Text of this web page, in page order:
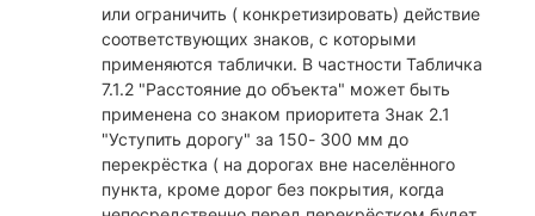
или ограничить ( конкретизировать) действие
соответствующих знаков, с которыми
применяются таблички. В частности Табличка
7.1.2 "Расстояние до объекта" может быть
применена со знаком приоритета Знак 2.1
"Уступить дорогу" за 150- 300 мм до
перекрёстка ( на дорогах вне населённого
пункта, кроме дорог без покрытия, когда